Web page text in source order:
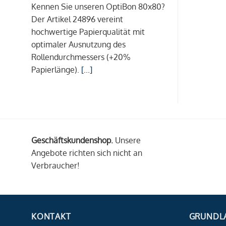
Kennen Sie unseren OptiBon 80x80?
Der Artikel 24896 vereint
hochwertige Papierqualität mit
optimaler Ausnutzung des
Rollendurchmessers (+20%
Papierlänge). [...]
Geschäftskundenshop. Unsere
Angebote richten sich nicht an
Verbraucher!
KONTAKT